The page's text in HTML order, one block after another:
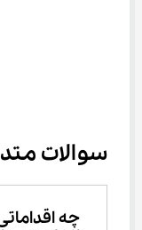
سوالات